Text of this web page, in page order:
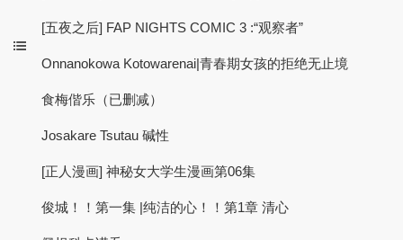
[五夜之后] FAP NIGHTS COMIC 3 :“观察者”
Onnanokowa Kotowarenai|青春期女孩的拒绝无止境
食梅偕乐（已删减）
Josakare Tsutau 碱性
[正人漫画] 神秘女大学生漫画第06集
俊城！！第一集 |纯洁的心！！第1章 清心